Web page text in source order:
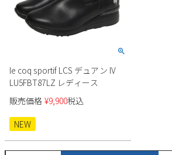
le coq sportif LCS デュアン IV
LU5FBT87LZ レディース
販売価格 ¥9,900税込
NEW